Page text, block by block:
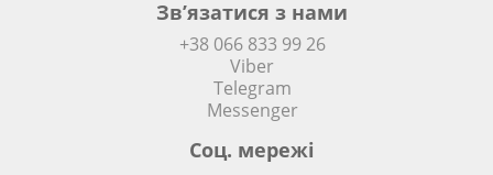
Зв’язатися з нами
+38 066 833 99 26
Viber
Telegram
Messenger
Соц. мережi